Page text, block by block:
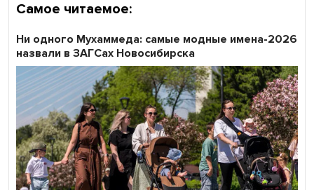
Самое читаемое:
Ни одного Мухаммеда: самые модные имена-2026
назвали в ЗАГСах Новосибирска